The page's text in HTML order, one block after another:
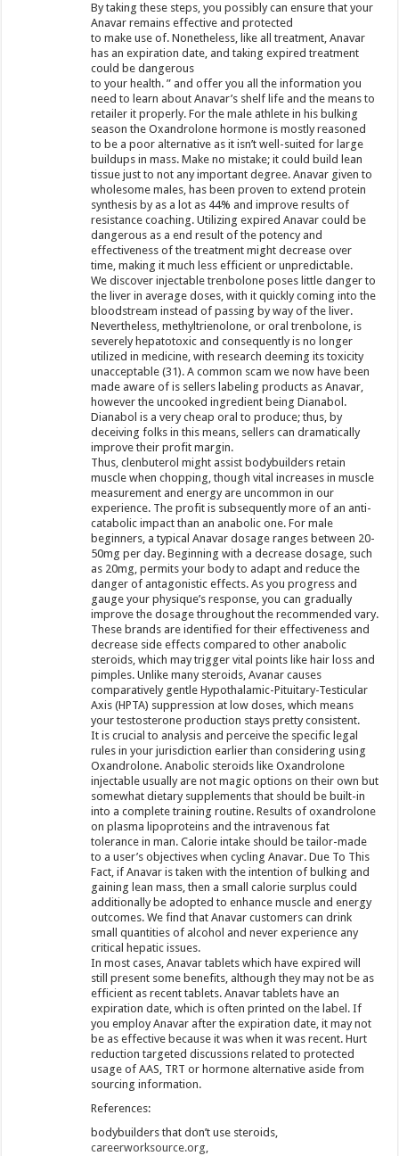
By taking these steps, you possibly can ensure that your
Anavar remains effective and protected
to make use of. Nonetheless, like all treatment, Anavar
has an expiration date, and taking expired treatment
could be dangerous
to your health. ” and offer you all the information you
need to learn about Anavar’s shelf life and the means to
retailer it properly. For the male athlete in his bulking
season the Oxandrolone hormone is mostly reasoned
to be a poor alternative as it isn’t well-suited for large
buildups in mass. Make no mistake; it could build lean
tissue just to not any important degree. Anavar given to
wholesome males, has been proven to extend protein
synthesis by as a lot as 44% and improve results of
resistance coaching. Utilizing expired Anavar could be
dangerous as a end result of the potency and
effectiveness of the treatment might decrease over
time, making it much less efficient or unpredictable.
We discover injectable trenbolone poses little danger to
the liver in average doses, with it quickly coming into the
bloodstream instead of passing by way of the liver.
Nevertheless, methyltrienolone, or oral trenbolone, is
severely hepatotoxic and consequently is no longer
utilized in medicine, with research deeming its toxicity
unacceptable (31). A common scam we now have been
made aware of is sellers labeling products as Anavar,
however the uncooked ingredient being Dianabol.
Dianabol is a very cheap oral to produce; thus, by
deceiving folks in this means, sellers can dramatically
improve their profit margin.
Thus, clenbuterol might assist bodybuilders retain
muscle when chopping, though vital increases in muscle
measurement and energy are uncommon in our
experience. The profit is subsequently more of an anti-
catabolic impact than an anabolic one. For male
beginners, a typical Anavar dosage ranges between 20-
50mg per day. Beginning with a decrease dosage, such
as 20mg, permits your body to adapt and reduce the
danger of antagonistic effects. As you progress and
gauge your physique’s response, you can gradually
improve the dosage throughout the recommended vary.
These brands are identified for their effectiveness and
decrease side effects compared to other anabolic
steroids, which may trigger vital points like hair loss and
pimples. Unlike many steroids, Avanar causes
comparatively gentle Hypothalamic-Pituitary-Testicular
Axis (HPTA) suppression at low doses, which means
your testosterone production stays pretty consistent.
It is crucial to analysis and perceive the specific legal
rules in your jurisdiction earlier than considering using
Oxandrolone. Anabolic steroids like Oxandrolone
injectable usually are not magic options on their own but
somewhat dietary supplements that should be built-in
into a complete training routine. Results of oxandrolone
on plasma lipoproteins and the intravenous fat
tolerance in man. Calorie intake should be tailor-made
to a user’s objectives when cycling Anavar. Due To This
Fact, if Anavar is taken with the intention of bulking and
gaining lean mass, then a small calorie surplus could
additionally be adopted to enhance muscle and energy
outcomes. We find that Anavar customers can drink
small quantities of alcohol and never experience any
critical hepatic issues.
In most cases, Anavar tablets which have expired will
still present some benefits, although they may not be as
efficient as recent tablets. Anavar tablets have an
expiration date, which is often printed on the label. If
you employ Anavar after the expiration date, it may not
be as effective because it was when it was recent. Hurt
reduction targeted discussions related to protected
usage of AAS, TRT or hormone alternative aside from
sourcing information.
References:
bodybuilders that don’t use steroids,
careerworksource.org,